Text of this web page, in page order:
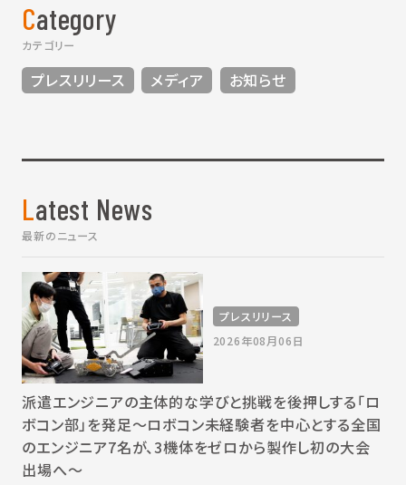
Category
カテゴリー
プレスリリース メディア お知らせ
Latest News
最新のニュース
プレスリリース
2026年08月06日
派遣エンジニアの主体的な学びと挑戦を後押しする「ロ
ボコン部」を発足～ロボコン未経験者を中心とする全国
のエンジニア7名が、3機体をゼロから製作し初の大会
出場へ～